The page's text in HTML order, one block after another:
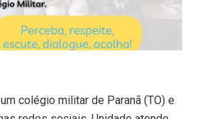
colégio militar de Paranã (TO) e